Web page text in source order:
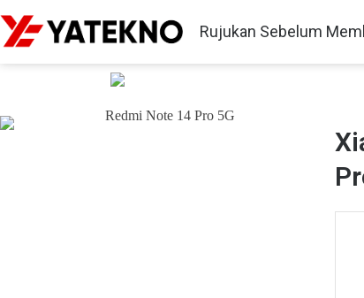
Rujukan Sebelum